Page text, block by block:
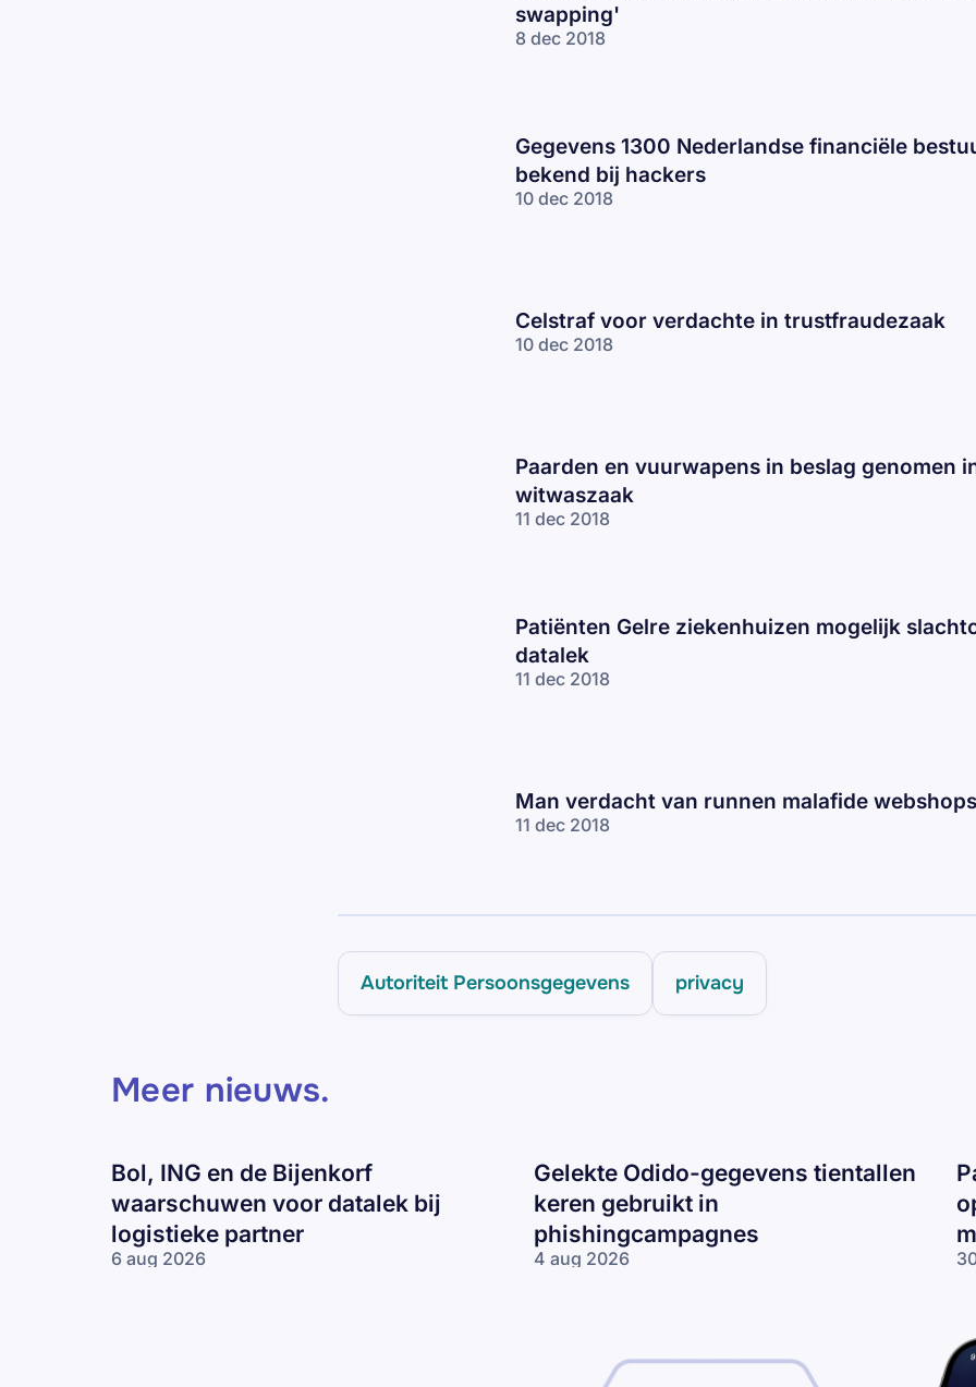
swapping'
8 dec 2018
Gegevens 1300 Nederlandse financiële
bekend bij hackers
10 dec 2018
Celstraf voor verdachte in trustfraudezaak
10 dec 2018
Paarden en vuurwapens in beslag genomen
witwaszaak
11 dec 2018
Patiënten Gelre ziekenhuizen mogelijk
datalek
11 dec 2018
Man verdacht van runnen malafide webshops
11 dec 2018
Autoriteit Persoonsgegevens privacy
Meer nieuws.
Bol, ING en de Bijenkorf
waarschuwen voor datalek bij
logistieke partner
6 aug 2026
Gelekte Odido-gegevens tientallen
keren gebruikt in
phishingcampagnes
4 aug 2026